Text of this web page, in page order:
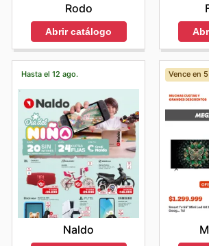
Rodo
Abrir catálogo
Hasta el 12 ago.
Naldo
Vence en